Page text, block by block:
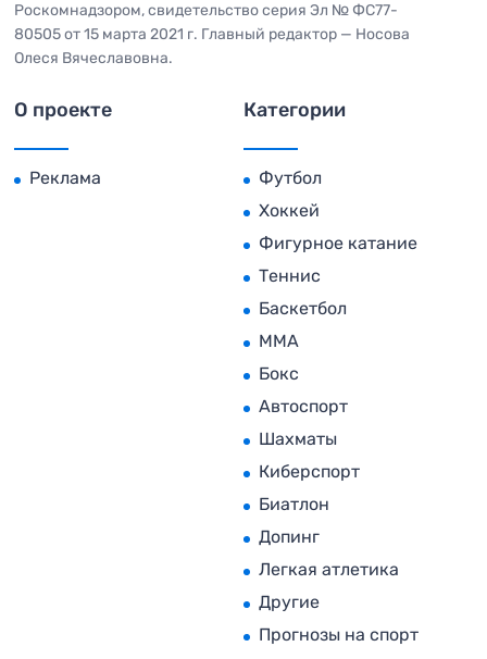
Роскомнадзором, свидетельство серия Эл № ФС77-
80505 от 15 марта 2021 г. Главный редактор — Носова
Олеся Вячеславовна.
О проекте
Реклама
Категории
Футбол
Хоккей
Фигурное катание
Теннис
Баскетбол
MMA
Бокс
Автоспорт
Шахматы
Киберспорт
Биатлон
Допинг
Легкая атлетика
Другие
Прогнозы на спорт